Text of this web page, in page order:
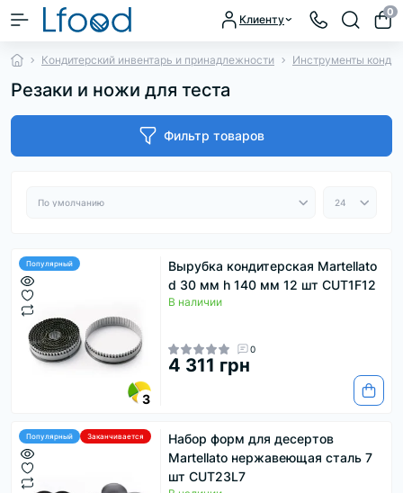
Клиенту
0
Кондитерский инвентарь и принадлежности Инструменты
Резаки и ножи для теста
Фильтр товаров
Популярный
3
Вырубка кондитерская Martellato
d 30 мм h 140 мм 12 шт CUT1F12
В наличии
0
4 311 грн
Популярный Заканчивается
Набор форм для десертов
Martellato нержавеющая сталь 7
шт CUT23L7